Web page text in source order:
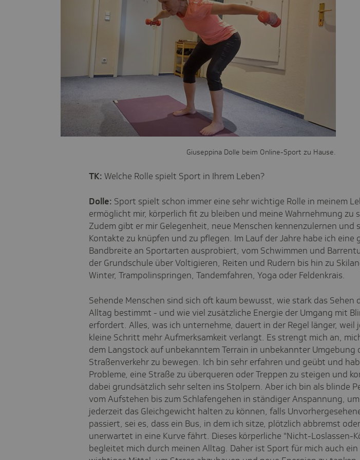
Giuseppina Dolle beim Online-Sport zu Hause.
TK: Welche Rolle spielt Sport in Ihrem Leben?
Dolle: Sport spielt schon immer eine sehr wichtige Rolle in meinem
ermöglicht mir, körperlich fit zu bleiben und meine Wahrnehmung zu
Zudem gibt er mir Gelegenheit, neue Menschen kennenzulernen und
Kontakte zu knüpfen und zu pflegen. Im Lauf der Jahre habe ich eine
Bandbreite an Sportarten ausprobiert, vom Schwimmen und
der Grundschule über Voltigieren, Reiten und Rudern bis hin zu
Winter, Trampolinspringen, Tandemfahren, Yoga oder Feldenkrais.
Sehende Menschen sind sich oft kaum bewusst, wie stark das Sehen
Alltag bestimmt - und wie viel zusätzliche Energie der Umgang mit
erfordert. Alles, was ich unternehme, dauert in der Regel länger, weil
kleine Schritt mehr Aufmerksamkeit verlangt. Es strengt mich an,
dem Langstock auf unbekanntem Terrain in unbekannter Umgebung
Straßenverkehr zu bewegen. Ich bin sehr erfahren und geübt und
Probleme, eine Straße zu überqueren oder Treppen zu steigen und
dabei grundsätzlich sehr selten ins Stolpern. Aber ich bin als blinde
vom Aufstehen bis zum Schlafengehen in ständiger Anspannung, um
jederzeit das Gleichgewicht halten zu können, falls
passiert, sei es, dass ein Bus, in dem ich sitze, plötzlich abbremst oder
unerwartet in eine Kurve fährt. Dieses körperliche "Nicht-Loslassen-
begleitet mich durch meinen Alltag. Daher ist Sport für mich auch ein